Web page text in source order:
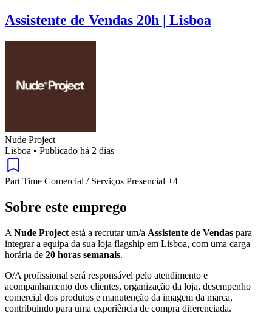
Assistente de Vendas 20h | Lisboa
Nude Project
Lisboa • Publicado há 2 dias
Part Time Comercial / Serviços Presencial +4
Sobre este emprego
A Nude Project está a recrutar um/a Assistente de Vendas para
integrar a equipa da sua loja flagship em Lisboa, com uma carga
horária de 20 horas semanais.
O/A profissional será responsável pelo atendimento e
acompanhamento dos clientes, organização da loja, desempenho
comercial dos produtos e manutenção da imagem da marca,
contribuindo para uma experiência de compra diferenciada.